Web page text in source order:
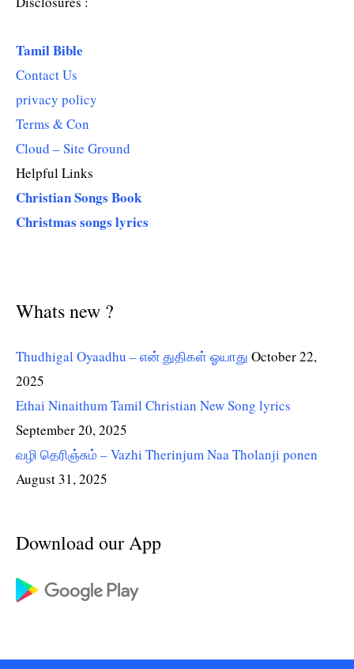
Tamil Bible
Contact Us
privacy policy
Terms & Con
Cloud – Site Ground
Helpful Links
Christian Songs Book
Christmas songs lyrics
Whats new ?
Thudhigal Oyaadhu – என் துதிகள் ஓயாது October 22,
2025
Ethai Ninaithum Tamil Christian New Song lyrics
September 20, 2025
வழி தெரிஞ்சும் – Vazhi Therinjum Naa Tholanji ponen
August 31, 2025
Download our App